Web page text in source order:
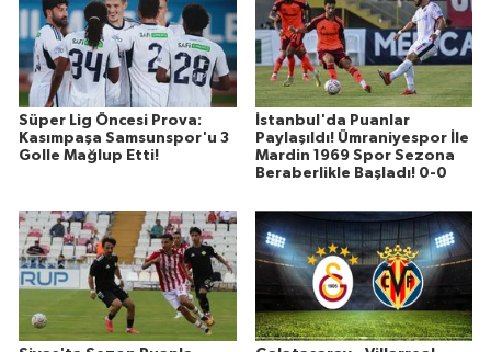
Süper Lig Öncesi Prova:
Kasımpaşa Samsunspor'u 3
Golle Mağlup Etti!
İstanbul'da Puanlar
Paylaşıldı! Ümraniyespor İle
Mardin 1969 Spor Sezona
Beraberlikle Başladı! 0-0